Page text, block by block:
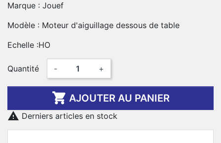
Marque : Jouef
Modèle : Moteur d'aiguillage dessous de table
Echelle :HO
Quantité - +
 AJOUTER AU PANIER
 Derniers articles en stock